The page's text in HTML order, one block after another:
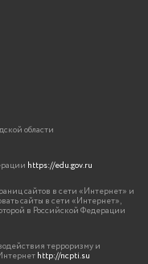
области
https://edu.gov.ru
сайтов в сети «Интернет» и
сайты в сети «Интернет»,
в Российской Федерации
терроризму и
http://ncpti.su